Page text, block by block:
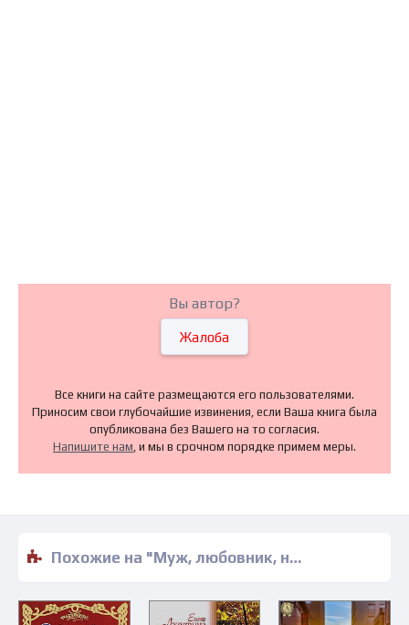
Вы автор?
Жалоба
Все книги на сайте размещаются его пользователями.
Приносим свои глубочайшие извинения, если Ваша книга была
опубликована без Вашего на то согласия.
Напишите нам, и мы в срочном порядке примем меры.
Похожие на "Муж, любовник, незнакомец - Сьюзен Форстер" книги читать бесплатно полные версии